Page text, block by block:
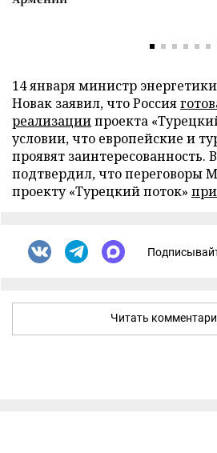
14 января министр
Новак заявил, что Россия
реализациипроекта
условии, что европейские и
проявят заинтересованность.
подтвердил, что переговоры
проекту «Турецкий поток»
Читать